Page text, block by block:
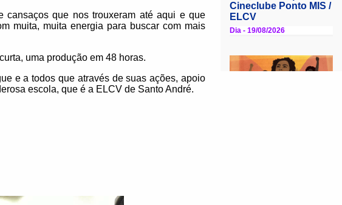
cansaços que nos trouxeram até aqui e que
muita, muita energia para buscar com mais
uma produção em 48 horas.
e a todos que através de suas ações, apoio
escola, que é a ELCV de Santo André.